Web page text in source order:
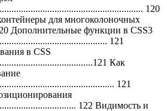
120
для многоколоночных
Дополнительные функции в CSS3
121
в CSS
Как
121
122 Видимость и